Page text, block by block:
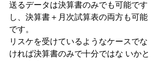
送るデータは決算書のみでも可能です
し、決算書＋月次試算表の両方も可能
です。
リスケを受けているようなケースでな
ければ決算書のみで十分ではな いかと